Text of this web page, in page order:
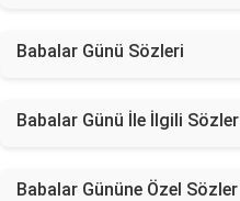
Babalar Günü Sözleri
Babalar Günü İle İlgili Sözler
Babalar Gününe Özel Sözler